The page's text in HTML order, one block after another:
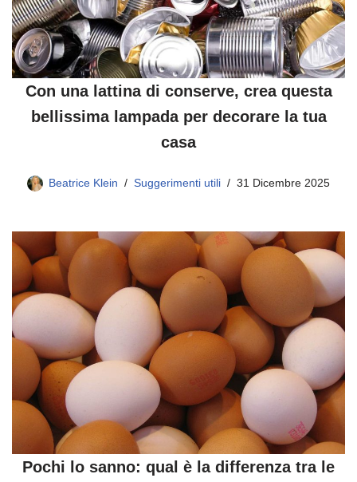
Con una lattina di conserve, crea questa
bellissima lampada per decorare la tua
casa
Beatrice Klein Suggerimenti utili 31 Dicembre 2025
Pochi lo sanno: qual è la differenza tra le